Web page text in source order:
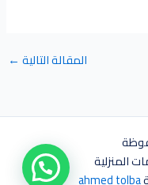
المقالة التالية ←
المنزلية
ahmed tolba